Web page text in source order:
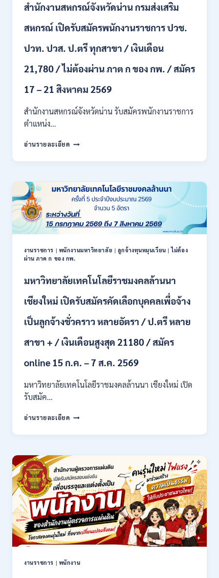
+
เงิน
17700
–
71500
/
ต้อง
ภาค
กพ.
สมัคร
17
–
28
สิงหาคม
2569
สำนักงานสหกรณ์จังหวัดน่าน กรมส่งเสริม
สหกรณ์ เปิดรับสมัครพนักงานราชการ ปวช.
ปวท. ปวส. ป.ตรี ทุกสาขา / เงินเดือน
21,780 / ไม่ต้องผ่าน ภาต ก ของ กพ. / สมัคร
17 – 21 สิงหาคม 2569
สำนักงานสหกรณ์จังหวัดน่าน รับสมัครพนักงานราชการ
ตำแหน่ง…
อ่านรายละเอียด สำนักงาน
จังหวัด
กรม
ส่ง
เสริม
สหกรณ์
เปิด
รับ
พนักงาน
ราชการ
ปวท.
ป.ตรี
สาขา
/
เงิน
เดือน
/
ต้อง
ก
กพ.
สมัคร
17
–
21
สิงหาคม
2569
งานราชการ | พนักงานมหาวิทยาลัย | ลูกจ้างทุนหมุนเวียน |ไม่ต้อง
ผ่าน ภาค ก ของ กพ.
มหาวิทยาลัยเทคโนโลยีราชมงคลล้านนา
เชียงใหม่ เปิดรับสมัครคัดเลือกบุคคลเพื่อจ้าง
เป็นลูกจ้างชั่วคราว หลายอัตรา / ป.ตรี หลาย
สาขา + / เงินเดือนสูงสุด 21180 / สมัคร
online 15 ก.ค. – 7 ส.ค. 2569
มหาวิทยาลัยเทคโนโลยีราชมงคลล้านนา เชียงใหม่ เปิด
รับสมัค…
อ่านรายละเอียด มหาวิทยาลัย
ราช
ล้าน
เชียงใหม่
เปิด
รับ
สมัคร
คัด
เลือก
บุคคล
เพื่อ
เป็น
งานราชการ | พนักงาน